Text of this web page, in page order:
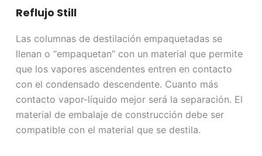
Reflujo Still
Las columnas de destilación empaquetadas se
llenan o “empaquetan” con un material que permite
que los vapores ascendentes entren en contacto
con el condensado descendente. Cuanto más
contacto vapor-líquido mejor será la separación. El
material de embalaje de construcción debe ser
compatible con el material que se destila.